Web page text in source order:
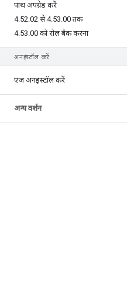
पाथ अपग्रेड करें
4.52.02 से 4.53.00 तक
4.53.00 को रोल बैक करना
अनइंस्टॉल करें
एज अनइंस्टॉल करें
अन्य वर्शन